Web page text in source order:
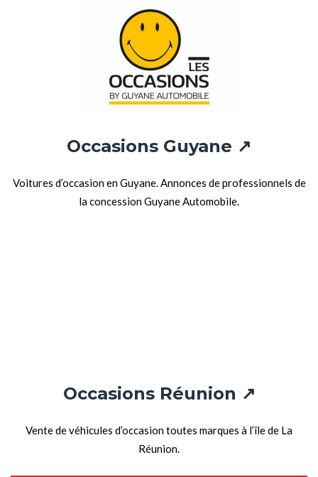
Occasions Guyane ↗
Voitures d’occasion en Guyane. Annonces de professionnels de
la concession Guyane Automobile.
Occasions Réunion ↗
Vente de véhicules d’occasion toutes marques à l’île de La
Réunion.